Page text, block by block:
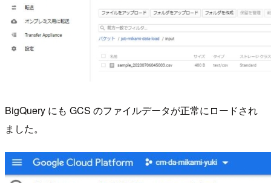
BigQuery にも GCS のファイルデータが正常にロードされ
ました。